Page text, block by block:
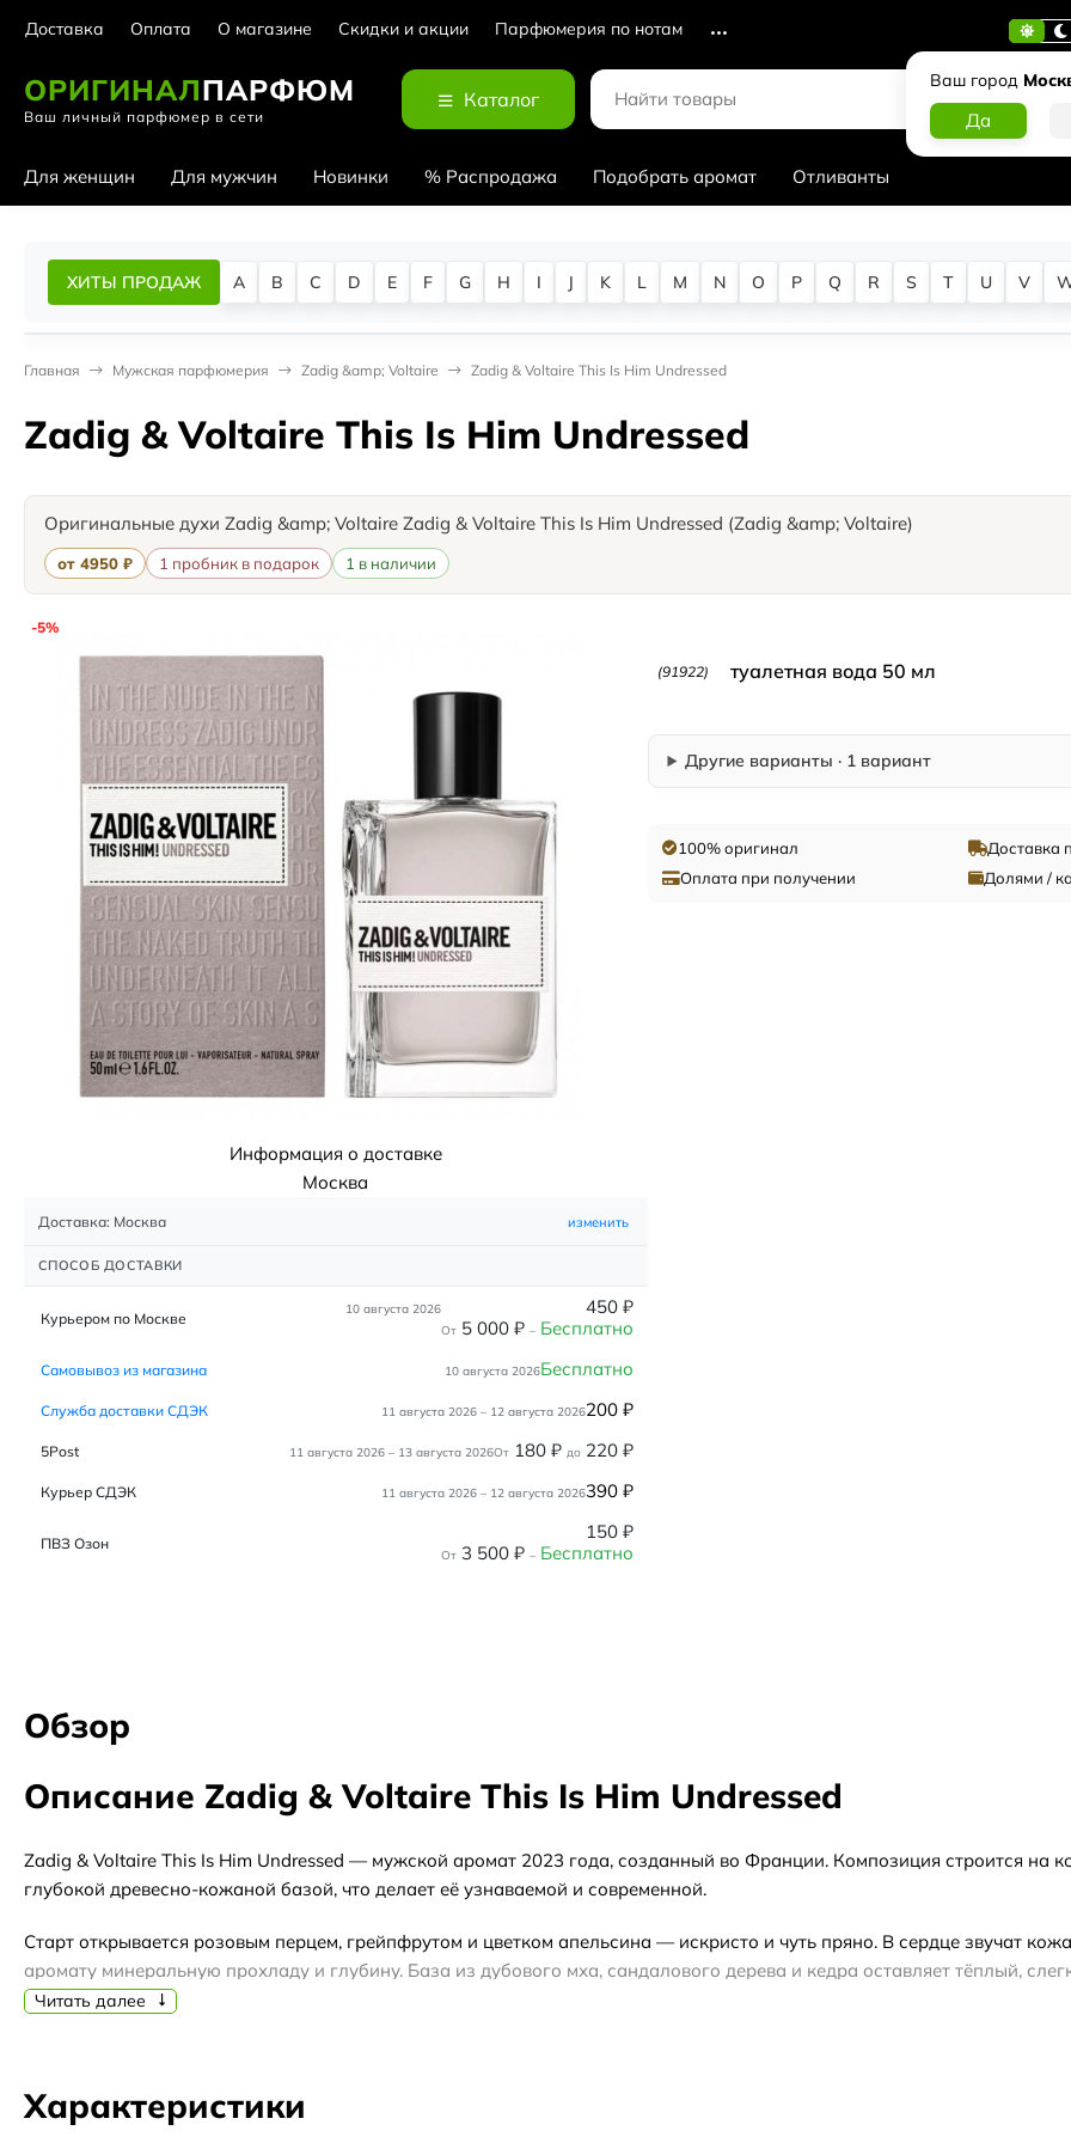
Доставка Оплата О магазине Скидки и акции Парфюмерия по нотам
Ваш город
ОРИГИНАЛПАРФЮМ
Ваш личный парфюмер в сети
Каталог
Для женщин Для мужчин Новинки % Распродажа Подобрать аромат Отливанты
ХИТЫ ПРОДАЖ A B C D E F G H I J K L M N O P Q R S T U V
Главная Мужская парфюмерия Zadig &amp; Voltaire Zadig & Voltaire This Is Him Undressed
Zadig & Voltaire This Is Him Undressed
Оригинальные духи Zadig &amp; Voltaire Zadig & Voltaire This Is Him Undressed (Zadig &amp; Voltaire)
от 4950 ₽ 1 пробник в подарок 1 в наличии
-5%
(91922) туалетная вода 50 мл
Другие варианты · 1 вариант
100% оригинал
Доставка
Оплата при получении
Долями /
Информация о доставке
Москва
Доставка: Москва изменить
СПОСОБ ДОСТАВКИ
Курьером по Москве 10 августа 2026 450 ₽
От 5 000 ₽ – Бесплатно
Самовывоз из магазина 10 августа 2026Бесплатно
Служба доставки СДЭК 11 августа 2026 – 12 августа 2026200 ₽
5Post 11 августа 2026 – 13 августа 2026От 180 ₽ до 220 ₽
Курьер СДЭК 11 августа 2026 – 12 августа 2026390 ₽
ПВЗ Озон 150 ₽
От 3 500 ₽ – Бесплатно
Обзор
Описание Zadig & Voltaire This Is Him Undressed
Zadig & Voltaire This Is Him Undressed — мужской аромат 2023 года, созданный во Франции. Композиция строится на
глубокой древесно-кожаной базой, что делает её узнаваемой и современной.
Старт открывается розовым перцем, грейпфрутом и цветком апельсина — искристо и чуть пряно. В сердце звучат
аромату минеральную прохладу и глубину. База из дубового мха, сандалового дерева и кедра оставляет тёплый,
Читать далее
Характеристики